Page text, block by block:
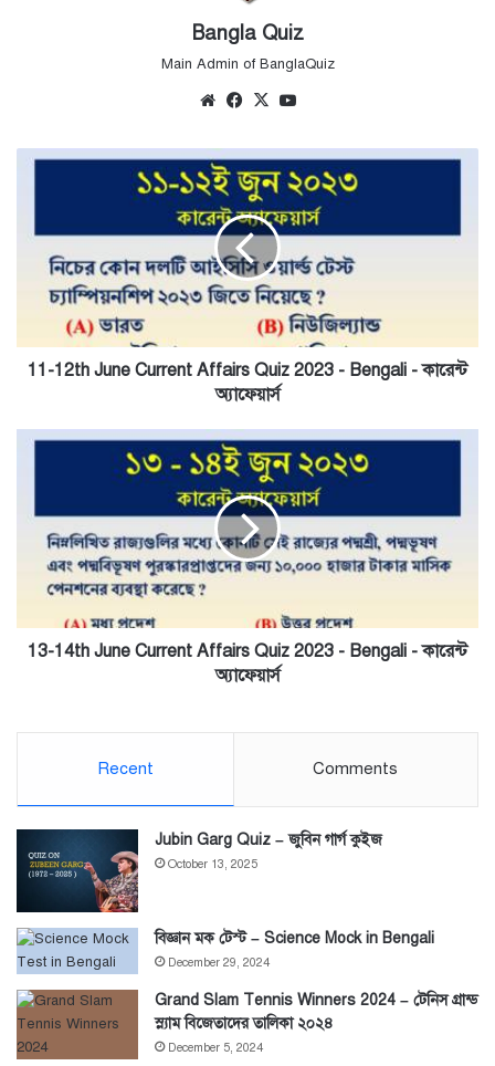
Bangla Quiz
Main Admin of BanglaQuiz
WebsiteFacebook
X
11-
Affairs
Bengali
11-12th June Current Affairs Quiz 2023 - Bengali - কারেন্ট
অ্যাফেয়ার্স
13-
Affairs
Bengali
13-14th June Current Affairs Quiz 2023 - Bengali - কারেন্ট
অ্যাফেয়ার্স
Recent Comments
Jubin Garg Quiz – জুবিন গার্গ কুইজ
October 13, 2025
বিজ্ঞান মক টেস্ট – Science Mock in Bengali
December 29, 2024
Grand Slam Tennis Winners 2024 – টেনিস গ্রান্ড
স্ল্যাম বিজেতাদের তালিকা ২০২৪
December 5, 2024